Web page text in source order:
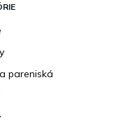
pareniská